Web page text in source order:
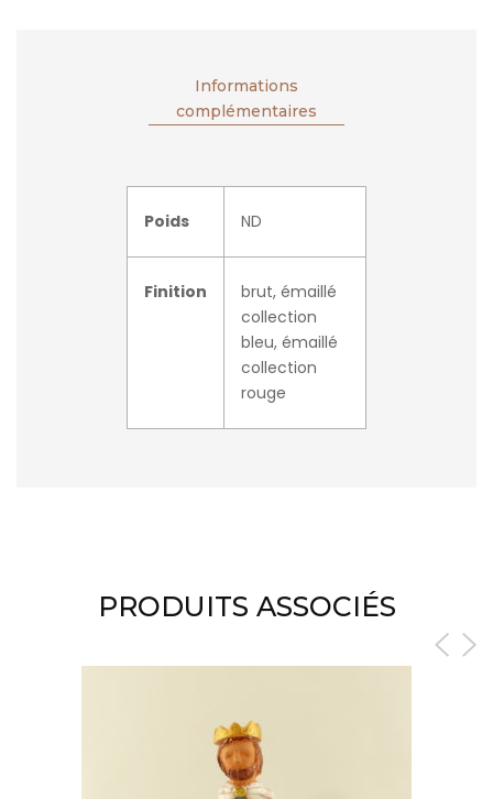
Informations
complémentaires
Poids ND
Finition
brut, émaillé
collection
bleu, émaillé
collection
rouge
PRODUITS ASSOCIÉS